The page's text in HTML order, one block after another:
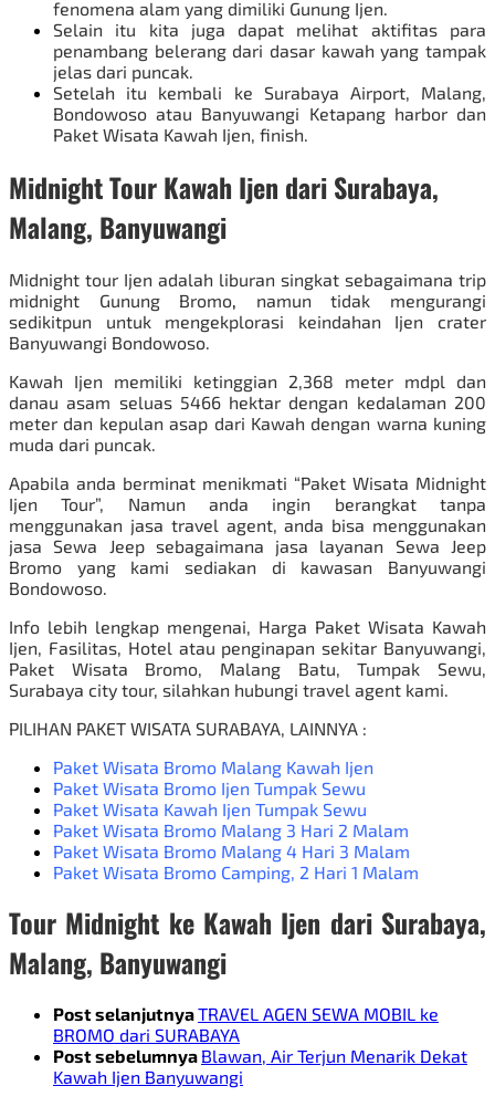
fenomena alam yang dimiliki Gunung Ijen.
Selain itu kita juga dapat melihat aktifitas para
penambang belerang dari dasar kawah yang tampak
jelas dari puncak.
Setelah itu kembali ke Surabaya Airport, Malang,
Bondowoso atau Banyuwangi Ketapang harbor dan
Paket Wisata Kawah Ijen, finish.
Midnight Tour Kawah Ijen dari Surabaya,
Malang, Banyuwangi
Midnight tour Ijen adalah liburan singkat sebagaimana trip
midnight
Gunung Bromo
namun tidak mengurangi
sedikitpun untuk mengekplorasi keindahan Ijen crater
Banyuwangi Bondowoso.
Kawah Ijen memiliki ketinggian 2,368 meter mdpl dan
danau asam seluas 5466 hektar dengan kedalaman 200
meter dan kepulan asap dari Kawah dengan warna kuning
muda dari puncak.
Apabila anda berminat menikmati “Paket Wisata Midnight
Ijen Tour”, Namun anda ingin berangkat tanpa
menggunakan jasa travel agent, anda bisa menggunakan
jasa Sewa Jeep sebagaimana jasa layanan
Sewa Jeep
Bromo
yang kami sediakan di kawasan Banyuwangi
Bondowoso.
Info lebih lengkap mengenai, Harga Paket Wisata Kawah
Ijen , Fasilitas, Hotel atau penginapan sekitar Banyuwangi,
Paket Wisata Bromo , Malang Batu, Tumpak Sewu,
Surabaya city tour, silahkan hubungi travel agent kami.
PILIHAN PAKET WISATA SURABAYA , LAINNYA :
Paket Wisata Bromo Malang Kawah Ijen
Paket Wisata Bromo Ijen Tumpak Sewu
Paket Wisata Kawah Ijen Tumpak Sewu
Paket Wisata Bromo Malang 3 Hari 2 Malam
Paket Wisata Bromo Malang 4 Hari 3 Malam
Paket Wisata Bromo Camping , 2 Hari 1 Malam
Tour Midnight ke Kawah Ijen dari Surabaya,
Malang, Banyuwangi
Post selanjutnyaTRAVEL AGEN SEWA MOBIL ke
BROMO dari SURABAYA
Post sebelumnya Blawan, Air Terjun Menarik Dekat
Kawah Ijen Banyuwangi